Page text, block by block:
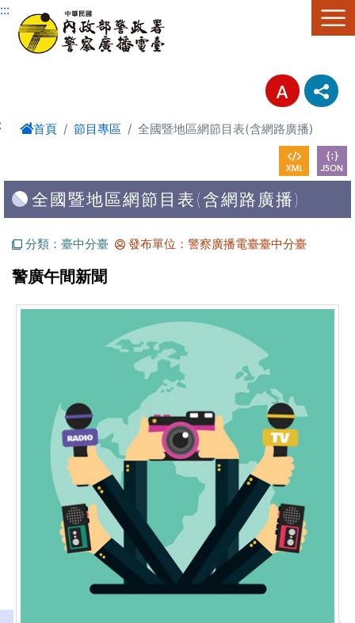
進入內容區塊
:::
首頁 節目專區 全國暨地區網節目表(含網路廣播)
全國暨地區網節目表(含網路廣播)
分類：臺中分臺 發布單位：警察廣播電臺臺中分臺
警廣午間新聞